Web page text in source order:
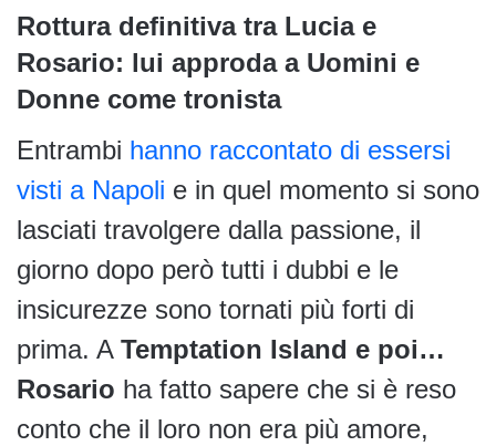
Rottura definitiva tra Lucia e
Rosario: lui approda a Uomini e
Donne come tronista
Entrambi hanno raccontato di essersi
visti a Napoli e in quel momento si sono
lasciati travolgere dalla passione, il
giorno dopo però tutti i dubbi e le
insicurezze sono tornati più forti di
prima. A Temptation Island e poi…
Rosario ha fatto sapere che si è reso
conto che il loro non era più amore,